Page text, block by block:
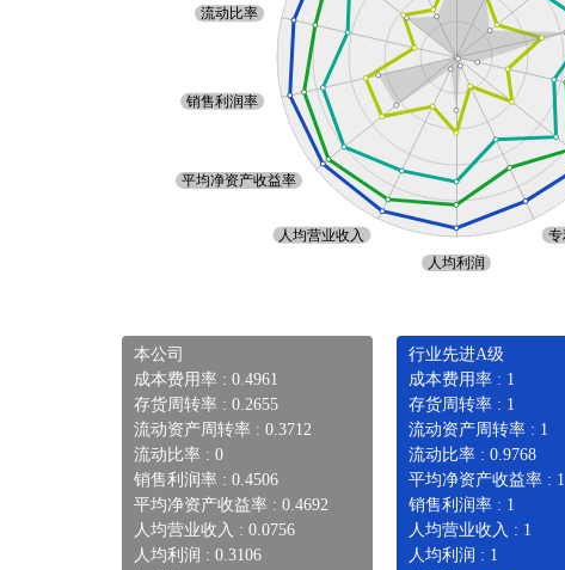
本公司
成本费用率 : 0.4961
存货周转率 : 0.2655
流动资产周转率 : 0.3712
流动比率 : 0
销售利润率 : 0.4506
平均净资产收益率 : 0.4692
人均营业收入 : 0.0756
人均利润 : 0.3106
行业先进A级
成本费用率 : 1
存货周转率 : 1
流动资产周转率 : 1
流动比率 : 0.9768
平均净资产收益率 : 1
销售利润率 : 1
人均营业收入 : 1
人均利润 : 1